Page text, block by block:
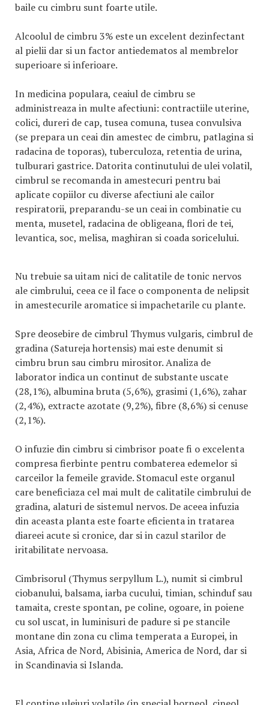
baile cu cimbru sunt foarte utile.
Alcoolul de cimbru 3% este un excelent dezinfectant
al pielii dar si un factor antiedematos al membrelor
superioare si inferioare.
In medicina populara, ceaiul de cimbru se
administreaza in multe afectiuni: contractiile uterine,
colici, dureri de cap, tusea comuna, tusea convulsiva
(se prepara un ceai din amestec de cimbru, patlagina si
radacina de toporas), tuberculoza, retentia de urina,
tulburari gastrice. Datorita continutului de ulei volatil,
cimbrul se recomanda in amestecuri pentru bai
aplicate copiilor cu diverse afectiuni ale cailor
respiratorii, preparandu-se un ceai in combinatie cu
menta, musetel, radacina de obligeana, flori de tei,
levantica, soc, melisa, maghiran si coada soricelului.
Nu trebuie sa uitam nici de calitatile de tonic nervos
ale cimbrului, ceea ce il face o componenta de nelipsit
in amestecurile aromatice si impachetarile cu plante.
Spre deosebire de cimbrul Thymus vulgaris, cimbrul de
gradina (Satureja hortensis) mai este denumit si
cimbru brun sau cimbru mirositor. Analiza de
laborator indica un continut de substante uscate
(28,1%), albumina bruta (5,6%), grasimi (1,6%), zahar
(2,4%), extracte azotate (9,2%), fibre (8,6%) si cenuse
(2,1%).
O infuzie din cimbru si cimbrisor poate fi o excelenta
compresa fierbinte pentru combaterea edemelor si
carceilor la femeile gravide. Stomacul este organul
care beneficiaza cel mai mult de calitatile cimbrului de
gradina, alaturi de sistemul nervos. De aceea infuzia
din aceasta planta este foarte eficienta in tratarea
diareei acute si cronice, dar si in cazul starilor de
iritabilitate nervoasa.
Cimbrisorul (Thymus serpyllum L.), numit si cimbrul
ciobanului, balsama, iarba cucului, timian, schinduf sau
tamaita, creste spontan, pe coline, ogoare, in poiene
cu sol uscat, in luminisuri de padure si pe stancile
montane din zona cu clima temperata a Europei, in
Asia, Africa de Nord, Abisinia, America de Nord, dar si
in Scandinavia si Islanda.